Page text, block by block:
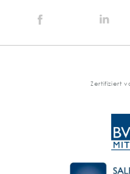
@
@
Zertifiziert